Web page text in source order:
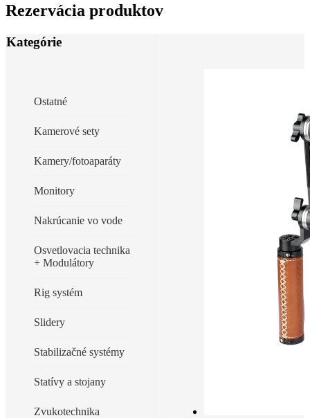
Rezervácia produktov
Kategórie
Ostatné
Kamerové sety
Kamery/fotoaparáty
Monitory
Nakrúcanie vo vode
Osvetlovacia technika
+ Modulátory
Rig systém
Slidery
Stabilizačné systémy
Statívy a stojany
Zvukotechnika